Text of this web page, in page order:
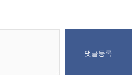
댓글등록